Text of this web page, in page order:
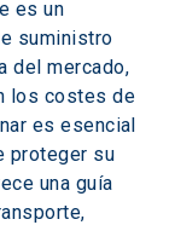
es un
suministro
del mercado,
los costes de
es esencial
proteger su
una guía